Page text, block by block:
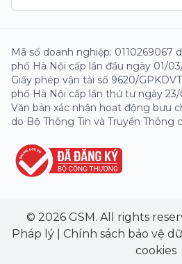
Mã số doanh nghiệp: 0110269067
phố Hà Nội cấp lần đầu ngày 01/
Giấy phép vận tải số 9620/
phố Hà Nội cấp lần thứ tư ngày 23/
Văn bản xác nhận hoạt động bưu
do Bộ Thông Tin và Truyền Thông
© 2026 GSM. All rights
Pháp lý| Chính sách bảo vệ
cookies